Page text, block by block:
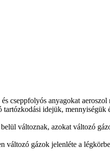
anyagokat
idejük, mennyiségük
változnak, azokat változó
változó gázok jelenléte a